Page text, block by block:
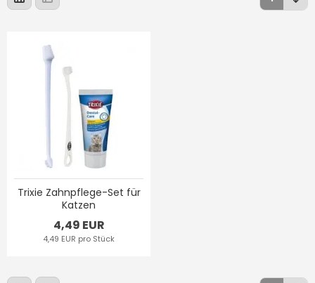
Trixie Zahnpflege-Set für
Katzen
4,49 EUR
4,49 EUR pro Stück